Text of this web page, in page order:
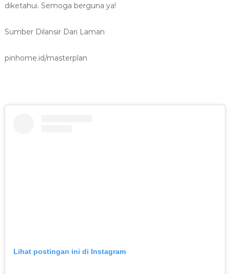
diketahui. Semoga berguna ya!
Sumber Dilansir Dari Laman
pinhome.id/masterplan
Lihat postingan ini di Instagram